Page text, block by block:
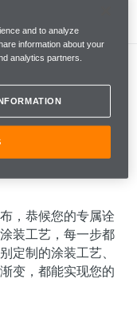
升级、定制设计细
，恭候您的专属诠
装工艺，每一步都
定制的涂装工艺、
变，都能实现您的
and to analyze
information about your
analytics partners.